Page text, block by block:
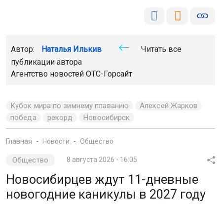
Автор: Наталья Илькив
Читать все
публикации автора
Агентство новостей ОТС-Горсайт
Кубок мира по зимнему плаванию
Алексей Жарков
победа
рекорд Новосибирск
Главная Новости Общество
Общество 8 августа 2026 - 16:05
Новосибирцев ждут 11-дневные
новогодние каникулы в 2027 году